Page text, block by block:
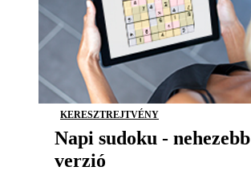
KERESZTREJTVÉNY
Napi sudoku - nehezebb
verzió